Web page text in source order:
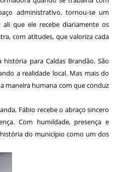
administrativo, tornou-se um
que ele recebe diariamente os
com atitudes, que valoriza cada
para Caldas Brandão. São
a realidade local. Mas mais do
maneira humana com que conduz
Fábio recebe o abraço sincero
Com humildade, presença e
do município como um dos